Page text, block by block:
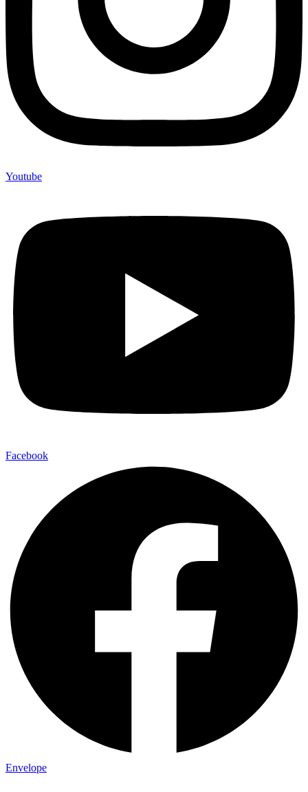
Youtube
Facebook
Envelope